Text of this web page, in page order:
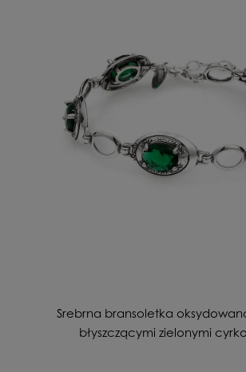
Srebrna bransoletka
błyszczącymi zielonymi